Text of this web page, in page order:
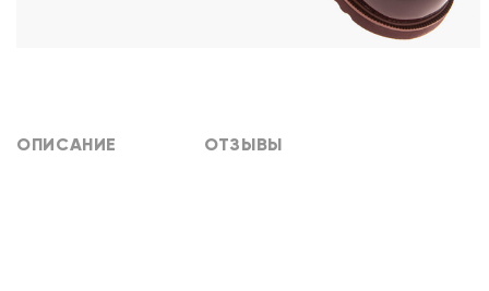
ОПИСАНИЕ ОТЗЫВЫ